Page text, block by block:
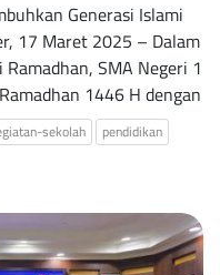
Generasi Islami
17 Maret 2025 – Dalam
SMA Negeri 1
1446 H dengan
sekolah pendidikan